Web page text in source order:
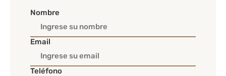
Nombre
Email
Teléfono